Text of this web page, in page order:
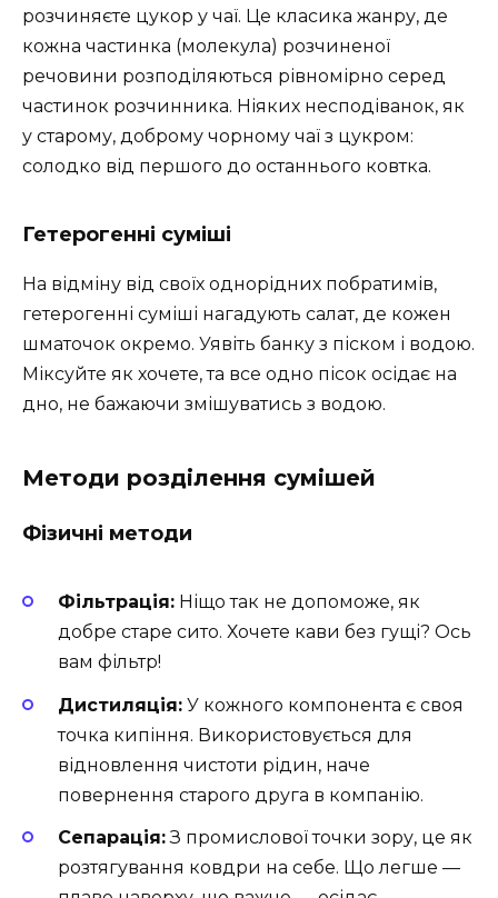
розчиняєте цукор у чаї. Це класика жанру, де
кожна частинка (молекула) розчиненої
речовини розподіляються рівномірно серед
частинок розчинника. Ніяких несподіванок, як
у старому, доброму чорному чаї з цукром:
солодко від першого до останнього ковтка.
Гетерогенні суміші
На відміну від своїх однорідних побратимів,
гетерогенні суміші нагадують салат, де кожен
шматочок окремо. Уявіть банку з піском і водою.
Міксуйте як хочете, та все одно пісок осідає на
дно, не бажаючи змішуватись з водою.
Методи розділення сумішей
Фізичні методи
Фільтрація: Ніщо так не допоможе, як
добре старе сито. Хочете кави без гущі? Ось
вам фільтр!
Дистиляція: У кожного компонента є своя
точка кипіння. Використовується для
відновлення чистоти рідин, наче
повернення старого друга в компанію.
Сепарація:З промислової точки зору, це як
розтягування ковдри на себе. Що легше —